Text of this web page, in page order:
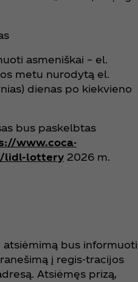
asmeniškai – el.
metu nurodytą el.
dienas po kiekvieno
bus paskelbtas
www.coca-
lidl-lottery 2026 m.
atsiėmimą bus informuoti
į regis-tracijos
Atsiėmęs prizą,